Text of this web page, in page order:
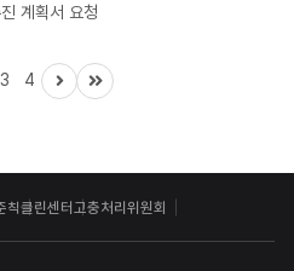
계획서 요청
3 4
칙클린센터 고충처리위원회